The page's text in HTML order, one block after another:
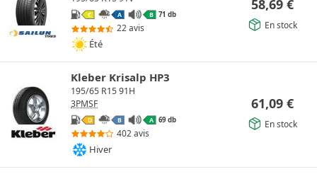
C A B 71 db
22 avis
Été
58,69 €
En stock
Kleber Krisalp HP3
195/65 R15 91H
3PMSF
D B A 69 db
402 avis
Hiver
61,09 €
En stock